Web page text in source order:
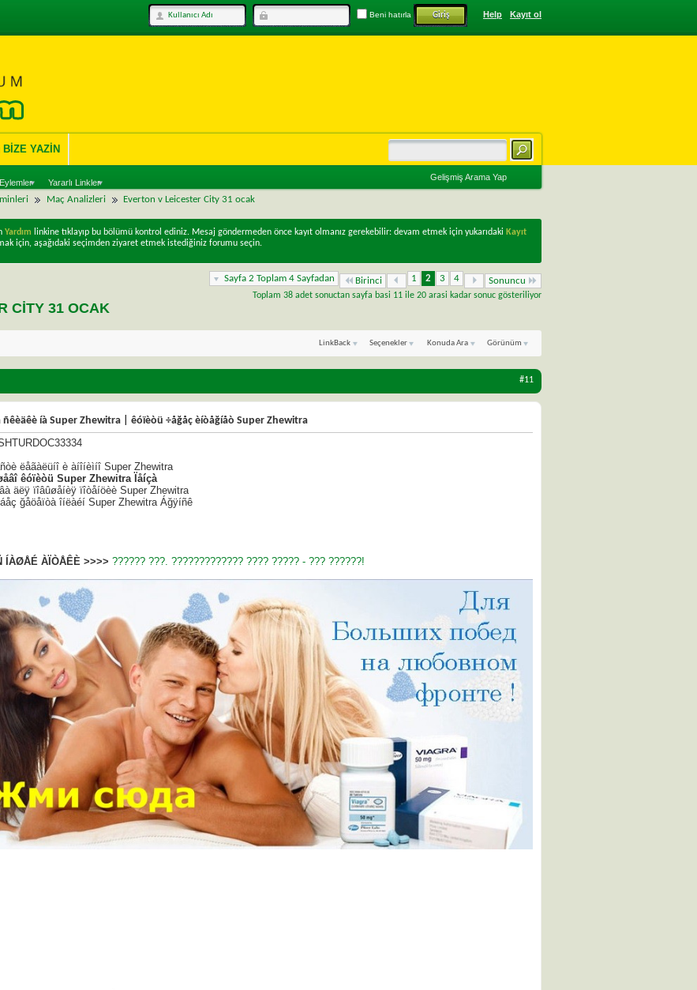
Kayıt ol
Help
Beni hatırla
Eylemler Yararlı Linkler
BIZE YAZIN
Gelişmiş Arama Yap
Maç Analizleri Everton v Leicester City 31 ocak
Yardım linkine tıklayıp bu bölümü kontrol ediniz. Mesaj göndermeden önce kayıt olmanız gerekebilir: devam etmek için yukarıdaki Kayıt
için, aşağıdaki seçimden ziyaret etmek istediğiniz forumu seçin.
Sayfa 2 Toplam 4 Sayfadan Birinci 1 2 3 4 Sonuncu
Toplam 38 adet sonuctan sayfa basi 11 ile 20 arasi kadar sonuc gösteriliyor
CITY 31 OCAK
LinkBack Seçenekler Konuda Ara Görünüm
#11
ñêèäêè íà Super Zhewitra | êóïèòü ÷åğåç èíòåğíåò Super Zhewitra
ëåãàëüíî è àíîíèìíî Super Zhewitra
êóïèòü Super Zhewitra Ïåíçà
äëÿ ïîâûøåíèÿ ïîòåíöèè Super Zhewitra
ğåöåïòà îíëàéí Super Zhewitra Áğÿíñê
ÍÀØÅÉ ÀÏÒÅÊÈ >>>> ?????? ???. ????????????? ???? ????? - ??? ??????!